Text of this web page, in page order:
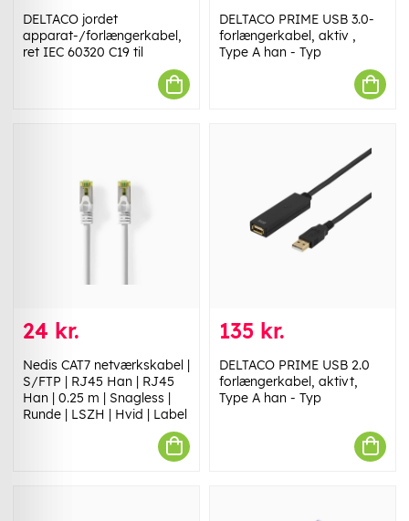
DELTACO jordet
apparat-/forlængerkabel,
ret IEC 60320 C19 til
DELTACO PRIME USB 3.0-
forlængerkabel, aktiv ,
Type A han - Typ
24 kr.
Nedis CAT7 netværkskabel |
S/FTP | RJ45 Han | RJ45
Han | 0.25 m | Snagless |
Runde | LSZH | Hvid | Label
135 kr.
DELTACO PRIME USB 2.0
forlængerkabel, aktivt,
Type A han - Typ